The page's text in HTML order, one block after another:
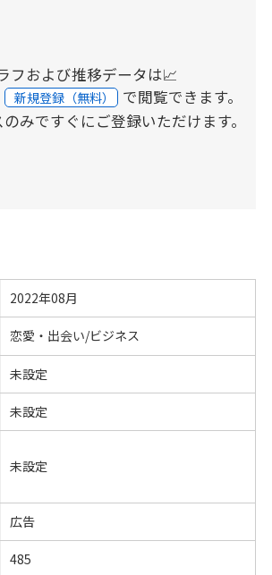
フおよび推移データは📈
新規登録（無料） で閲覧できます。
みですぐにご登録いただけます。
2022年08月
恋愛・出会い/ビジネス
未設定
未設定
未設定
広告
485